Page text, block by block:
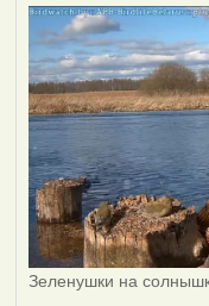
Зеленушки на